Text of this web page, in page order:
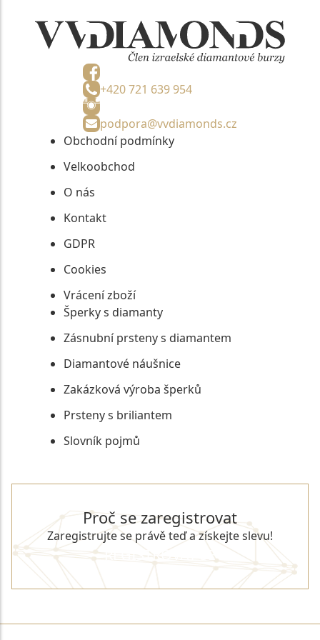
+420 721 639 954
podpora@vvdiamonds.cz
Obchodní podmínky
Velkoobchod
O nás
Kontakt
GDPR
Cookies
Vrácení zboží
Šperky s diamanty
Zásnubní prsteny s diamantem
Diamantové náušnice
Zakázková výroba šperků
Prsteny s briliantem
Slovník pojmů
Proč se zaregistrovat
Zaregistrujte se právě teď a získejte slevu!
REGISTROVAT SE